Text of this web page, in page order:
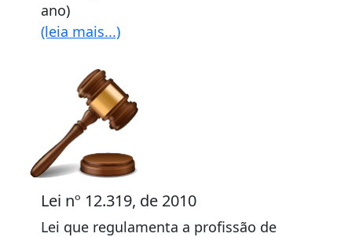
ano)
(leia mais...)
Lei nº 12.319, de 2010
Lei que regulamenta a profissão de